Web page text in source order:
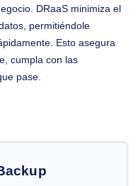
DRaaS minimiza el
permitiéndole
Esto asegura
cumpla con las
pase.